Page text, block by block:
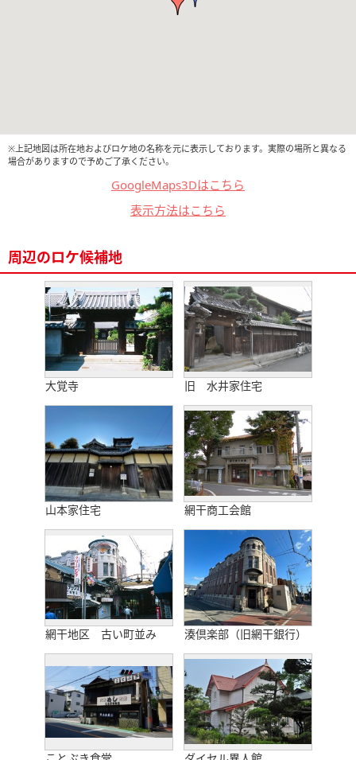
※上記地図は所在地およびロケ地の名称を元に表示しております。実際の場所と異なる
場合がありますので予めご了承ください。
GoogleMaps3Dはこちら
表示方法はこちら
周辺のロケ候補地
大覚寺 旧 水井家住宅
山本家住宅 網干商工会館
網干地区 古い町並み 湊倶楽部（旧網干銀行）